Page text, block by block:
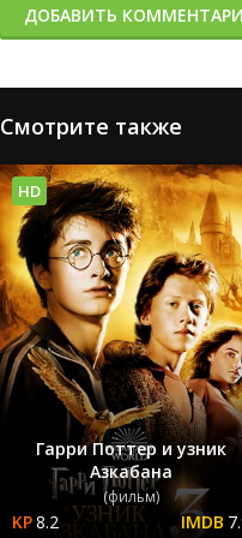
ДОБАВИТЬ
Смотрите также
Гарри Поттер и узник
Азкабана
(фильм)
8.2
HD